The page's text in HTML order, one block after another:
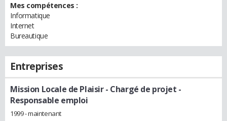
Mes compétences :
Informatique
Internet
Bureautique
Entreprises
Mission Locale de Plaisir- Chargé de projet -
Responsable emploi
1999 - maintenant